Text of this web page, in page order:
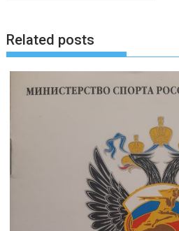
Related posts